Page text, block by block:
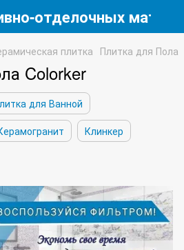
отделочных
плитка Плитка для Пола
Colorker
для Ванной
Клинкер